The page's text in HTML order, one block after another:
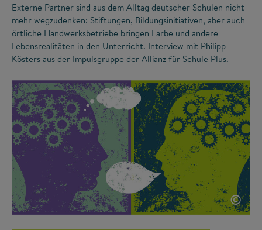
Externe Partner sind aus dem Alltag deutscher Schulen nicht
mehr wegzudenken: Stiftungen, Bildungsinitiativen, aber auch
örtliche Handwerksbetriebe bringen Farbe und andere
Lebensrealitäten in den Unterricht. Interview mit Philipp
Kösters aus der Impulsgruppe der Allianz für Schule Plus.
©